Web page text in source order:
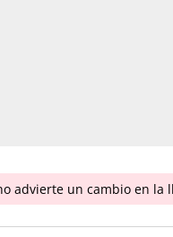
advierte un cambio en la